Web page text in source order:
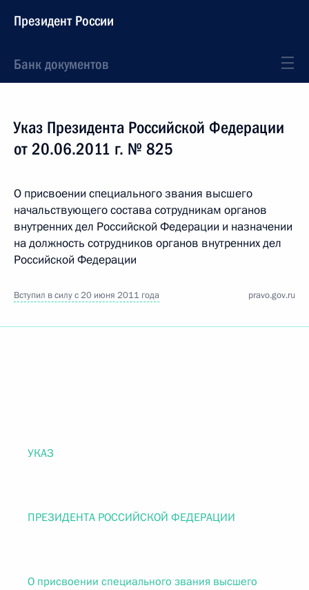
Президент России
Банк документов
Указ Президента Российской Федерации
от 20.06.2011 г. № 825
О присвоении специального звания высшего
начальствующего состава сотрудникам органов
внутренних дел Российской Федерации и назначении
на должность сотрудников органов внутренних дел
Российской Федерации
Вступил в силу с 20 июня 2011 года pravo.gov.ru
УКАЗ
ПРЕЗИДЕНТА РОССИЙСКОЙ ФЕДЕРАЦИИ
О присвоении специального звания высшего